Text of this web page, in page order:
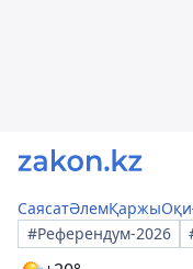
СаясатӘлемҚаржы
#Референдум-2026